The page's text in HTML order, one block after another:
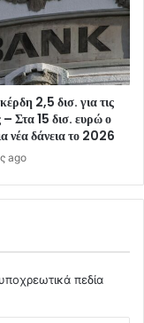
2,5 δισ. για τις
– Στα 15 δισ. ευρώ ο
νέα δάνεια το 2026
ago
πεδία